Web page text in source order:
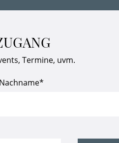
Termine, uvm.